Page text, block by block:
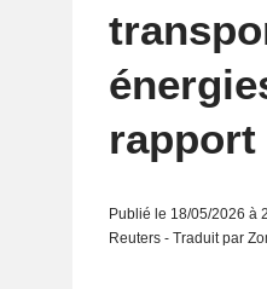
rapport
Publié le 18/05/2026 à
Reuters - Traduit par